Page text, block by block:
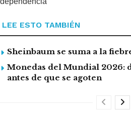
LEE ESTO TAMBIÉN
Sheinbaum se suma a la
Monedas del Mundial 2026:
antes de que se agoten